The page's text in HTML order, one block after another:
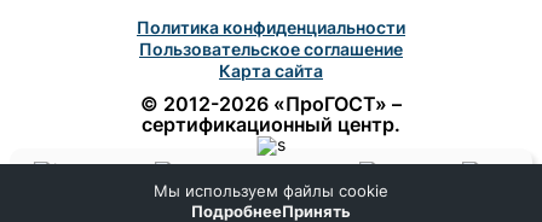
Политика конфиденциальности
Пользовательское соглашение
Карта сайта
© 2012-2026 «ПроГОСТ» –
сертификационный центр.
Меню
Мы используем файлы cookie
ПодробнееПринять